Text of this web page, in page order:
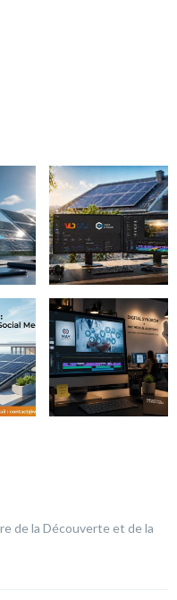
de la Découverte et de la